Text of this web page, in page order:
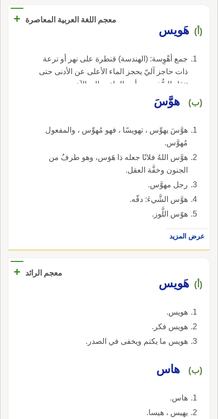
معجم اللغة العربية المعاصرة +
(أ) هَويس
جمع أهْوِسة: (الهندسة) قنطرة على نهر أو ترعة
ذات حاجز آليّ يحجز الماء الأعلى عن الأدنى حتى
تنقل السُّفن من أحد الماءين إلى الآخر.
(ب) هوَّسَ
هوَّسَ يهوِّس ، تهويسًا ، فهو مُهوِّس ، والمفعول
مُهوَّس.
هوَّس اللهُ فلانًا جعله ذا هَوَس، وهو طرفٌ من
الجنون وخفَّة العقل.
رجل مهوَّس.
هوَّس الشَّيءَ: دقّه.
هوّس اللَّوز.
عرض المزيد
معجم الرائد +
(أ) هَويس
هويس.
هويس فكر.
هويس ما يكتم ويخفى في الصدر.
(ب) هاس
هاس.
يهيس ، هيسا.